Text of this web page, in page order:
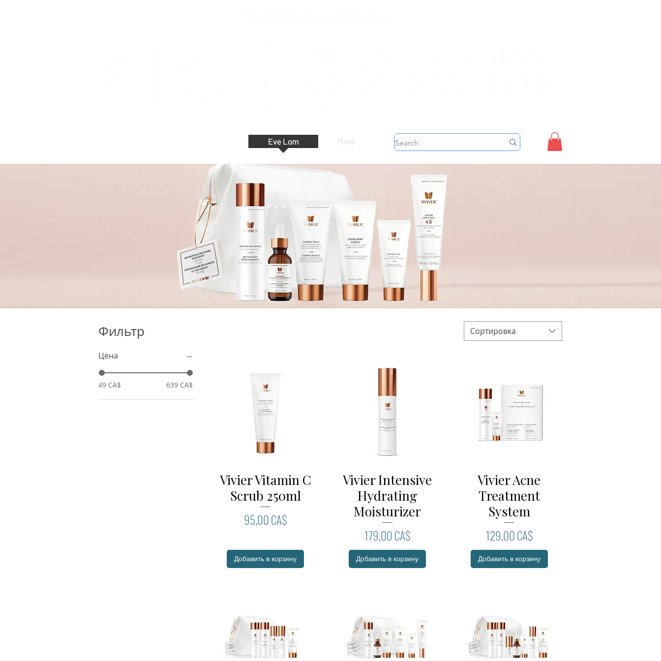
Eve Lom More
Фильтр
Цена
49 CA$ 639 CA$
Сортировка
Быстрый просмотр
Vivier Vitamin C
Scrub 250ml
Цена
95,00 CA$
Добавить в корзину
Быстрый просмотр
Vivier Intensive
Hydrating
Moisturizer
Цена
179,00 CA$
Добавить в корзину
Быстрый просмотр
Vivier Acne
Treatment
System
Цена
129,00 CA$
Добавить в корзину